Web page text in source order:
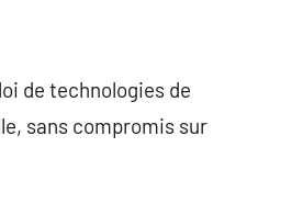
de technologies de
sans compromis sur